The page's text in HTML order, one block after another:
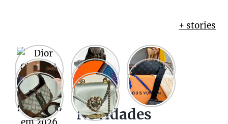
+ stories
Novidades